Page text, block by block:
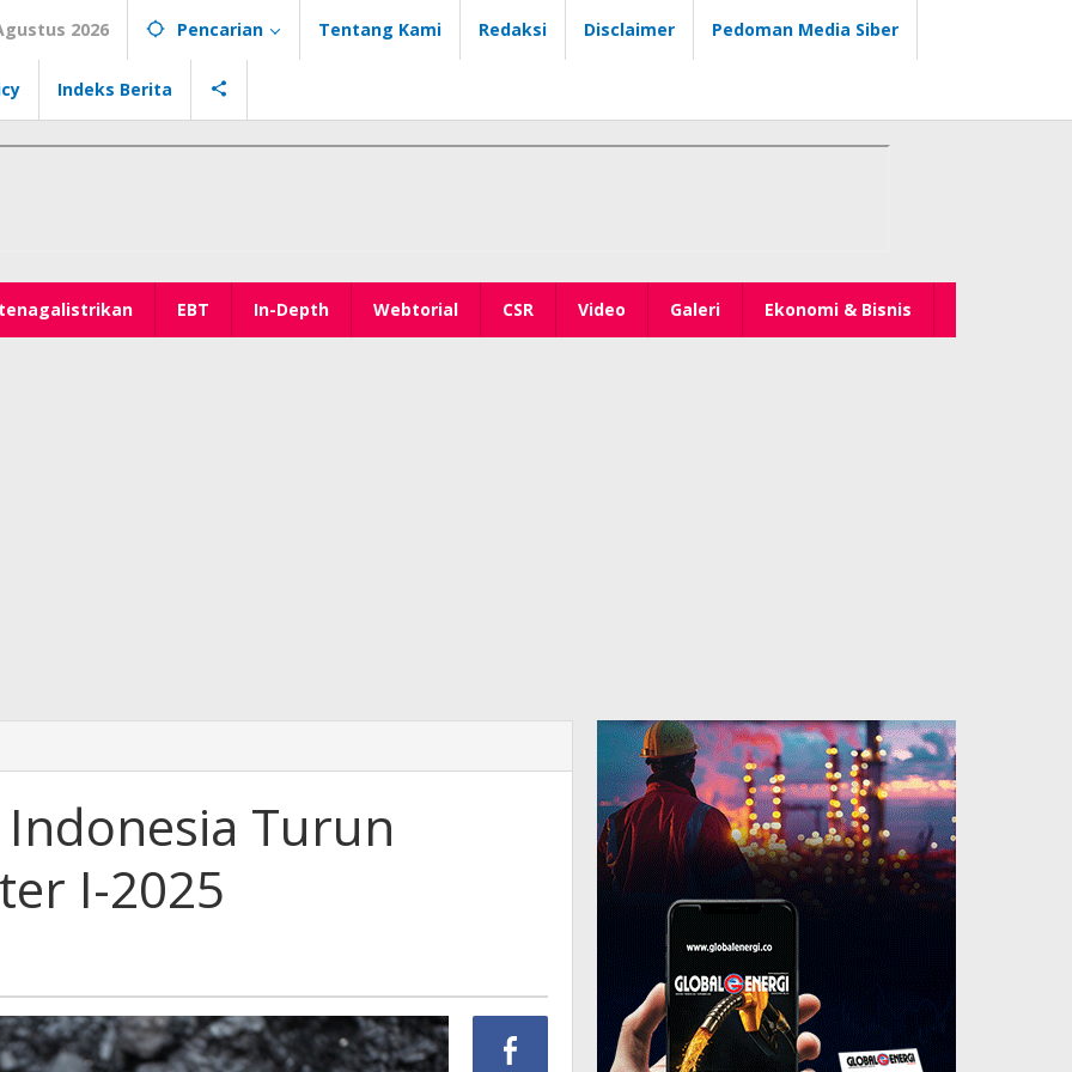
2026 Pencarian Tentang Kami Redaksi Disclaimer Pedoman Media Siber
Indeks Berita
EBT In-Depth Webtorial CSR Video Galeri Ekonomi & Bisnis
Turun
I-2025